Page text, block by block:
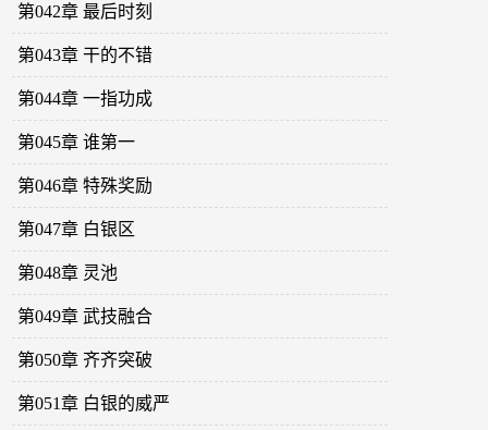
第042章 最后时刻
第043章 干的不错
第044章 一指功成
第045章 谁第一
第046章 特殊奖励
第047章 白银区
第048章 灵池
第049章 武技融合
第050章 齐齐突破
第051章 白银的威严